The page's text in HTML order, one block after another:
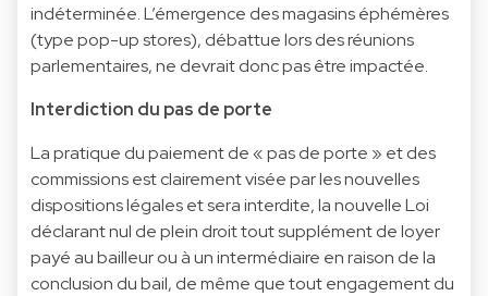
indéterminée. L’émergence des magasins éphémères
(type pop-up stores), débattue lors des réunions
parlementaires, ne devrait donc pas être impactée.
Interdiction du pas de porte
La pratique du paiement de « pas de porte » et des
commissions est clairement visée par les nouvelles
dispositions légales et sera interdite, la nouvelle Loi
déclarant nul de plein droit tout supplément de loyer
payé au bailleur ou à un intermédiaire en raison de la
conclusion du bail, de même que tout engagement du